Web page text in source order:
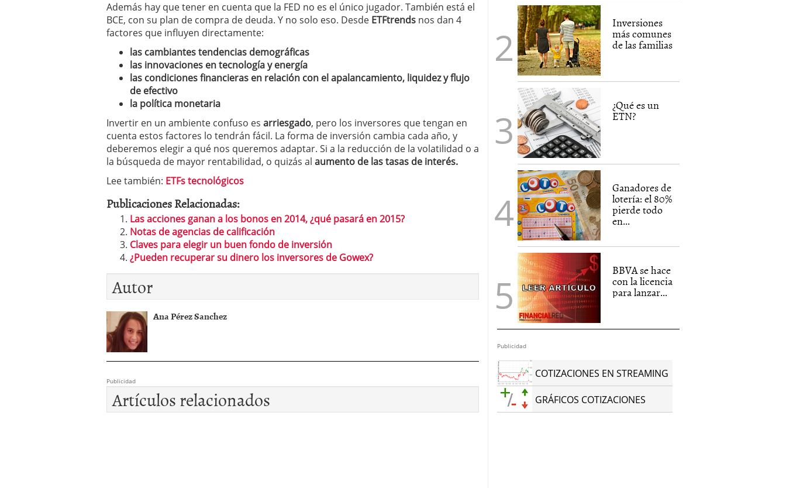
Además hay que tener en cuenta que la FED no es el único jugador. También está el
BCE, con su plan de compra de deuda. Y no solo eso. Desde ETFtrends nos dan 4
factores que influyen directamente:
las cambiantes tendencias demográficas
las innovaciones en tecnología y energía
las condiciones financieras en relación con el apalancamiento, liquidez y flujo
de efectivo
la política monetaria
Invertir en un ambiente confuso es arriesgado, pero los inversores que tengan en
cuenta estos factores lo tendrán fácil. La forma de inversión cambia cada año, y
deberemos elegir a qué nos queremos adaptar. Si a la reducción de la volatilidad o a
la búsqueda de mayor rentabilidad, o quizás al aumento de las tasas de interés.
Lee también: ETFs tecnológicos
Publicaciones Relacionadas:
Las acciones ganan a los bonos en 2014, ¿qué pasará en 2015?
Notas de agencias de calificación
Claves para elegir un buen fondo de inversión
¿Pueden recuperar su dinero los inversores de Gowex?
Autor
Ana Pérez Sanchez
Publicidad
Artículos relacionados
Inversiones
más comunes
de las familias
¿Qué es un
ETN?
Ganadores de
lotería: el 80%
pierde todo
en...
BBVA se hace
con la licencia
para lanzar...
Publicidad
COTIZACIONES EN STREAMING
GRÁFICOS COTIZACIONES